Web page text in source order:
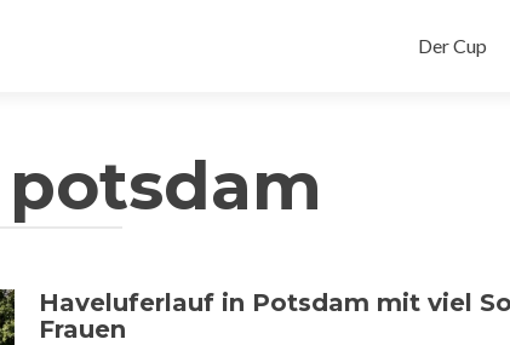
Inhalt
Der Cup
potsdam
Haveluferlauf in Potsdam mit viel
Frauen